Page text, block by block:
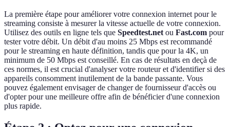
La première étape pour améliorer votre connexion internet pour le
streaming consiste à mesurer la vitesse actuelle de votre connexion.
Utilisez des outils en ligne tels que Speedtest.net ou Fast.com pour
tester votre débit. Un débit d'au moins 25 Mbps est recommandé
pour le streaming en haute définition, tandis que pour la 4K, un
minimum de 50 Mbps est conseillé. En cas de résultats en deçà de
ces normes, il est crucial d'analyser votre routeur et d'identifier si des
appareils consomment inutilement de la bande passante. Vous
pouvez également envisager de changer de fournisseur d'accès ou
d'opter pour une meilleure offre afin de bénéficier d'une connexion
plus rapide.